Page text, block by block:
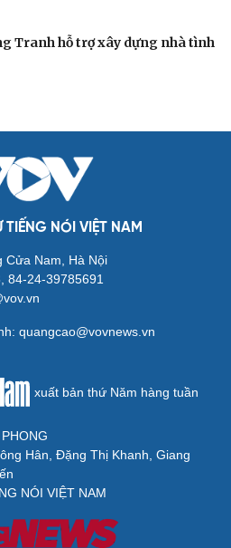
Tranh hỗ trợ xây dựng nhà tình
TIẾNG NÓI VIỆT NAM
Cửa Nam, Hà Nội
84-24-39785691
quangcao@vovnews.vn
xuất bản thứ Năm hàng tuần
Hân, Đặng Thị Khanh, Giang
NÓI VIỆT NAM